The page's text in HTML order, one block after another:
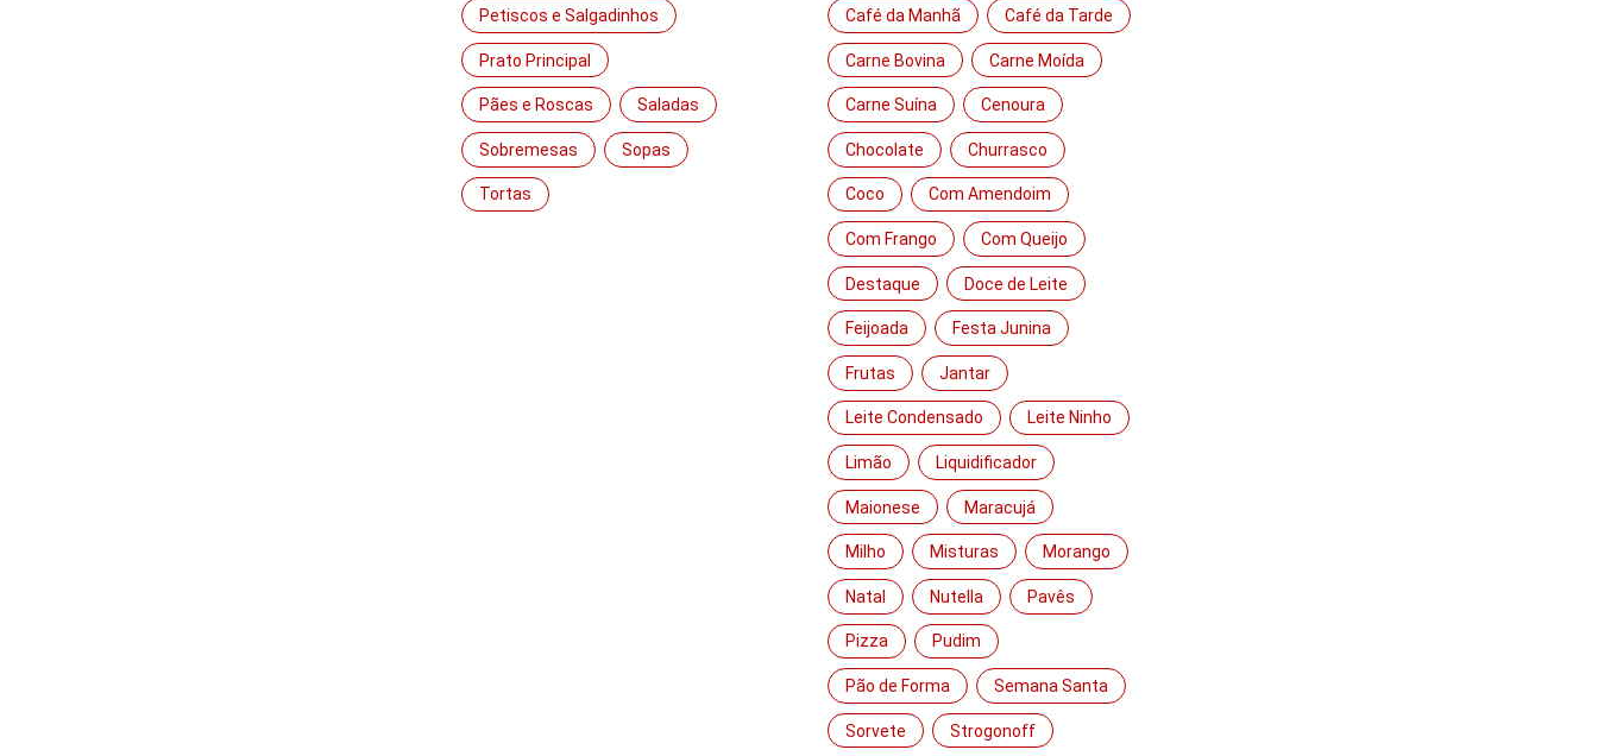
Petiscos e Salgadinhos
Prato Principal
Pães e Roscas Saladas
Sobremesas Sopas
Tortas
Café da Manhã Café da Tarde
Carne Bovina Carne Moída
Carne Suína Cenoura
Chocolate Churrasco
Coco Com Amendoim
Com Frango Com Queijo
Destaque Doce de Leite
Feijoada Festa Junina
Frutas Jantar
Leite Condensado Leite Ninho
Limão Liquidificador
Maionese Maracujá
Milho Misturas Morango
Natal Nutella Pavês
Pizza Pudim
Pão de Forma Semana Santa
Sorvete Strogonoff